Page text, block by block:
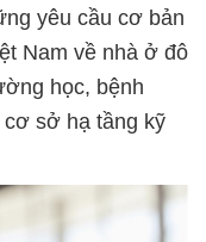
yêu cầu cơ bản
Nam về nhà ở đô
học, bệnh
sở hạ tầng kỹ